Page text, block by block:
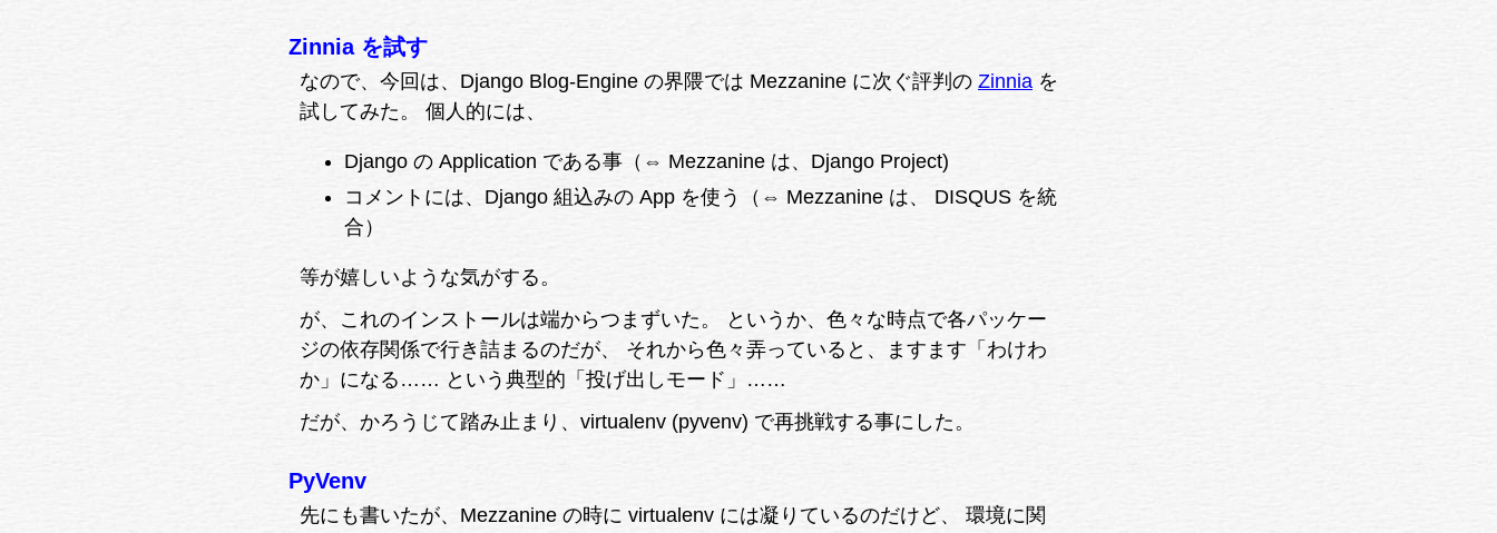
Zinnia を試す
なので、今回は、Django Blog-Engine の界隈では Mezzanine に次ぐ評判の Zinnia を
試してみた。 個人的には、
Django の Application である事（⇔ Mezzanine は、Django Project)
コメントには、Django 組込みの App を使う（⇔ Mezzanine は、 DISQUS を統
合）
等が嬉しいような気がする。
が、これのインストールは端からつまずいた。 というか、色々な時点で各パッケー
ジの依存関係で行き詰まるのだが、 それから色々弄っていると、ますます「わけわ
か」になる…… という典型的「投げ出しモード」……
だが、かろうじて踏み止まり、virtualenv (pyvenv) で再挑戦する事にした。
PyVenv
先にも書いたが、Mezzanine の時に virtualenv には凝りているのだけど、 環境に関